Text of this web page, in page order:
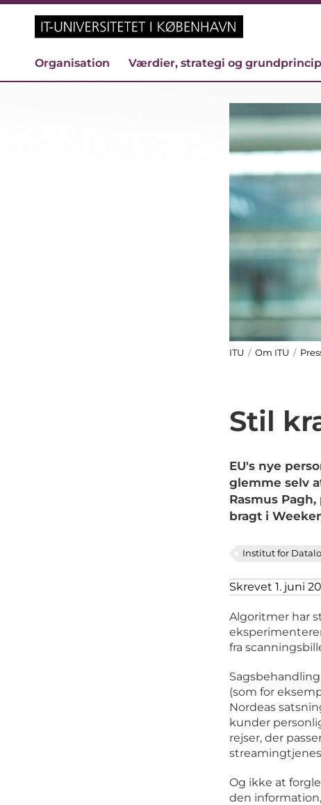
Organisation Værdier, strategi og
ITU /Om ITU /
Stil
EU's nye
glemme selv
Rasmus
bragt i
Institut for
Skrevet 1. juni
Algoritmer har
fra
(som for
Nordeas
kunder
rejser, der
Og ikke at
den